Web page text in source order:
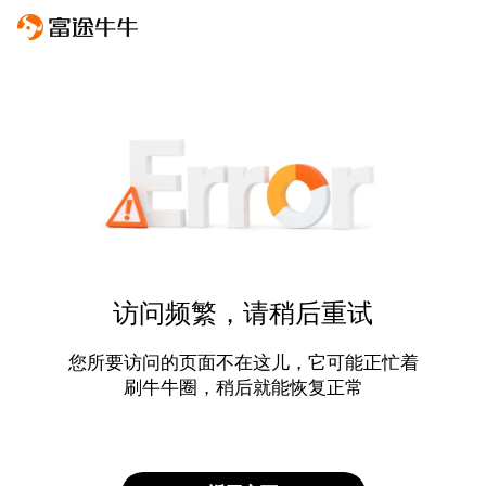
访问频繁，请稍后重试
您所要访问的页面不在这儿，它可能正忙着
刷牛牛圈，稍后就能恢复正常